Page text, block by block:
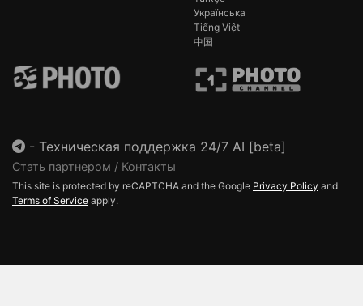
Українська
Tiếng Việt
中国
- Техническая поддержка 24/7 AI [beta]
Стать партнером / Контакты
This site is protected by reCAPTCHA and the Google Privacy Policy and
Terms of Service apply.